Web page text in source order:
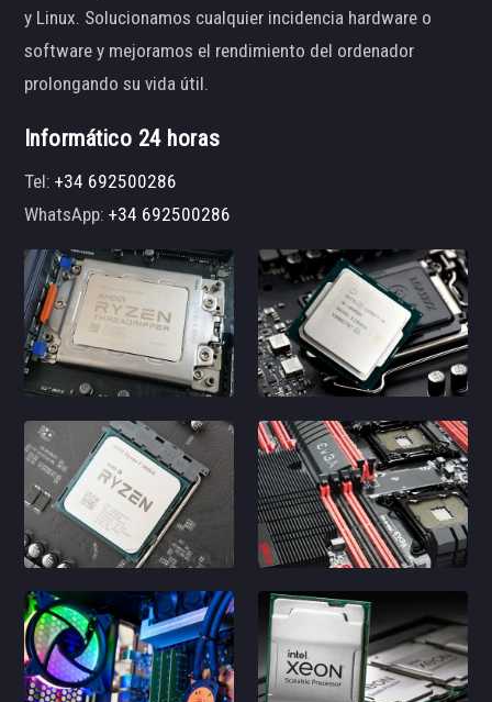
y Linux. Solucionamos cualquier incidencia hardware o
software y mejoramos el rendimiento del ordenador
prolongando su vida útil.
Informático 24 horas
Tel:+34 692500286
WhatsApp:+34 692500286